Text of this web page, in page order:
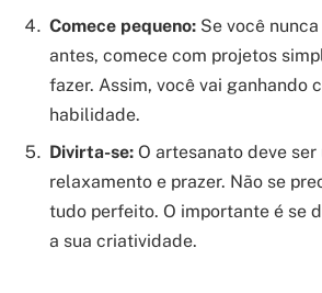
Comece pequeno: Se você
antes, comece com projetos
fazer. Assim, você vai ganhando
habilidade.
Divirta-se: O artesanato deve
relaxamento e prazer. Não se
tudo perfeito. O importante é se
a sua criatividade.